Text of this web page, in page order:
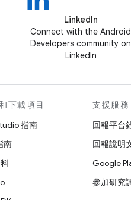
LinkedIn
Connect with the Android
Developers community on
LinkedIn
下載項目
指南
南
支援服務
回報平台
回報說明
Google
參加研究